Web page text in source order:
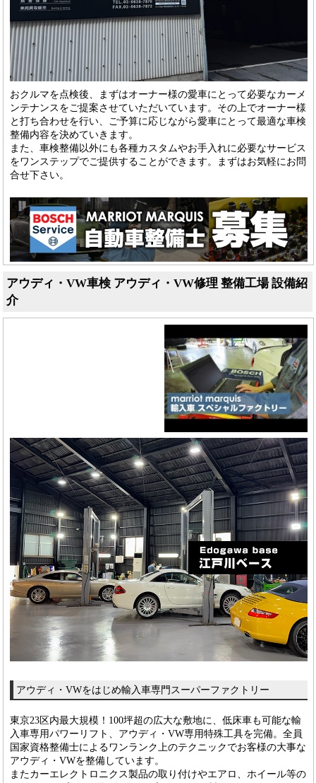
おクルマを点検後、まずはオーナー様の愛車にとって必要なカーメ
ンテナンスをご提案させていただいています。その上でオーナー様
と打ち合わせを行い、ご予算に応じながら愛車にとって最適な車検
整備内容を決めていきます。
また、車検整備以外にも各種カスタムやお手入れに必要なサービス
をワンステップでご提供することができます。まずはお気軽にお問
合せ下さい。
アウディ・VW車検 アウディ・VW修理 整備工場 設備紹
介
アウディ・VWをはじめ輸入車専門スーパーファクトリー
東京23区内最大規模！100坪超の広大な敷地に、低床車も可能な輸
入車専用パワーリフト、アウディ・VW専用特殊工具を完備。全員
国家資格整備士によるワンランク上のテクニックでお客様の大事な
アウディ・VWを整備しています。
またカーエレクトロニクス製品の取り付けやエアロ、ホイール等の